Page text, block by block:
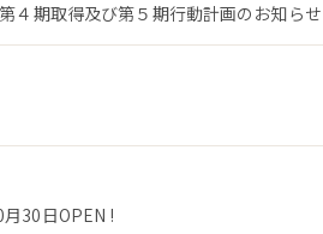
４期取得及び第５期行動計画のお知らせ
30日OPEN !